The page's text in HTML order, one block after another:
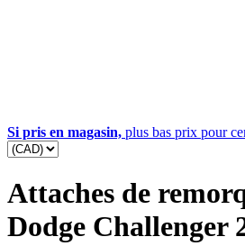
Si pris en magasin, plus bas prix pour
Attaches de
Dodge Challenger